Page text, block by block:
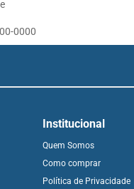
Institucional
Quem Somos
Como comprar
Política de Privacidade